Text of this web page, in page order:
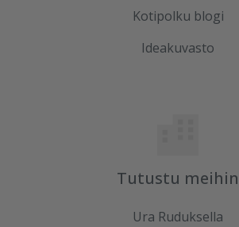
Kotipolku blogi
Ideakuvasto
Tutustu meihin
Ura Ruduksella